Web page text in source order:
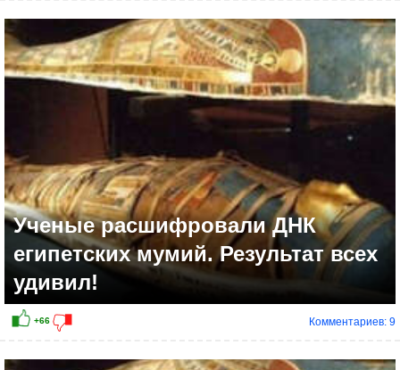
+48
Ученые расшифровали ДНК
египетских мумий. Результат всех
удивил!
Комментариев: 9